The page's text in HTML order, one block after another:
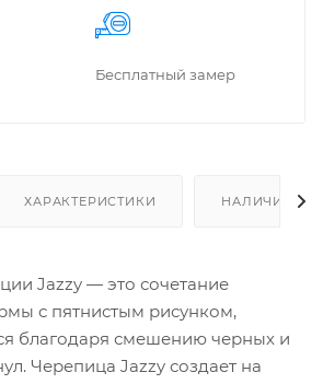
Бес­плат­ный замер
ХАРАКТЕРИСТИКИ НАЛИЧИЕ
Jazzy — это сочетание
с пятнистым рисунком,
благодаря смешению черных и
Черепица Jazzy создает на